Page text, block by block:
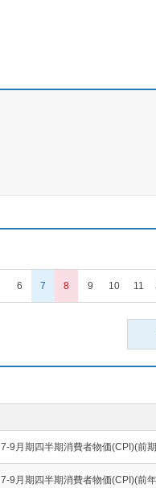
6 7 8 9 10 11
7-9月期四半期消費者物価(CPI)(前
7-9月期四半期消費者物価(CPI)(前